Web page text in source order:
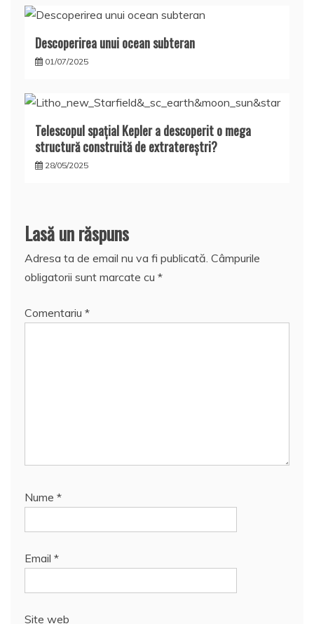
Descoperirea unui ocean subteran
01/07/2025
Telescopul spațial Kepler a descoperit o mega
structură construită de extratereștri?
28/05/2025
Lasă un răspuns
Adresa ta de email nu va fi publicată. Câmpurile
obligatorii sunt marcate cu *
Comentariu *
Nume *
Email *
Site web